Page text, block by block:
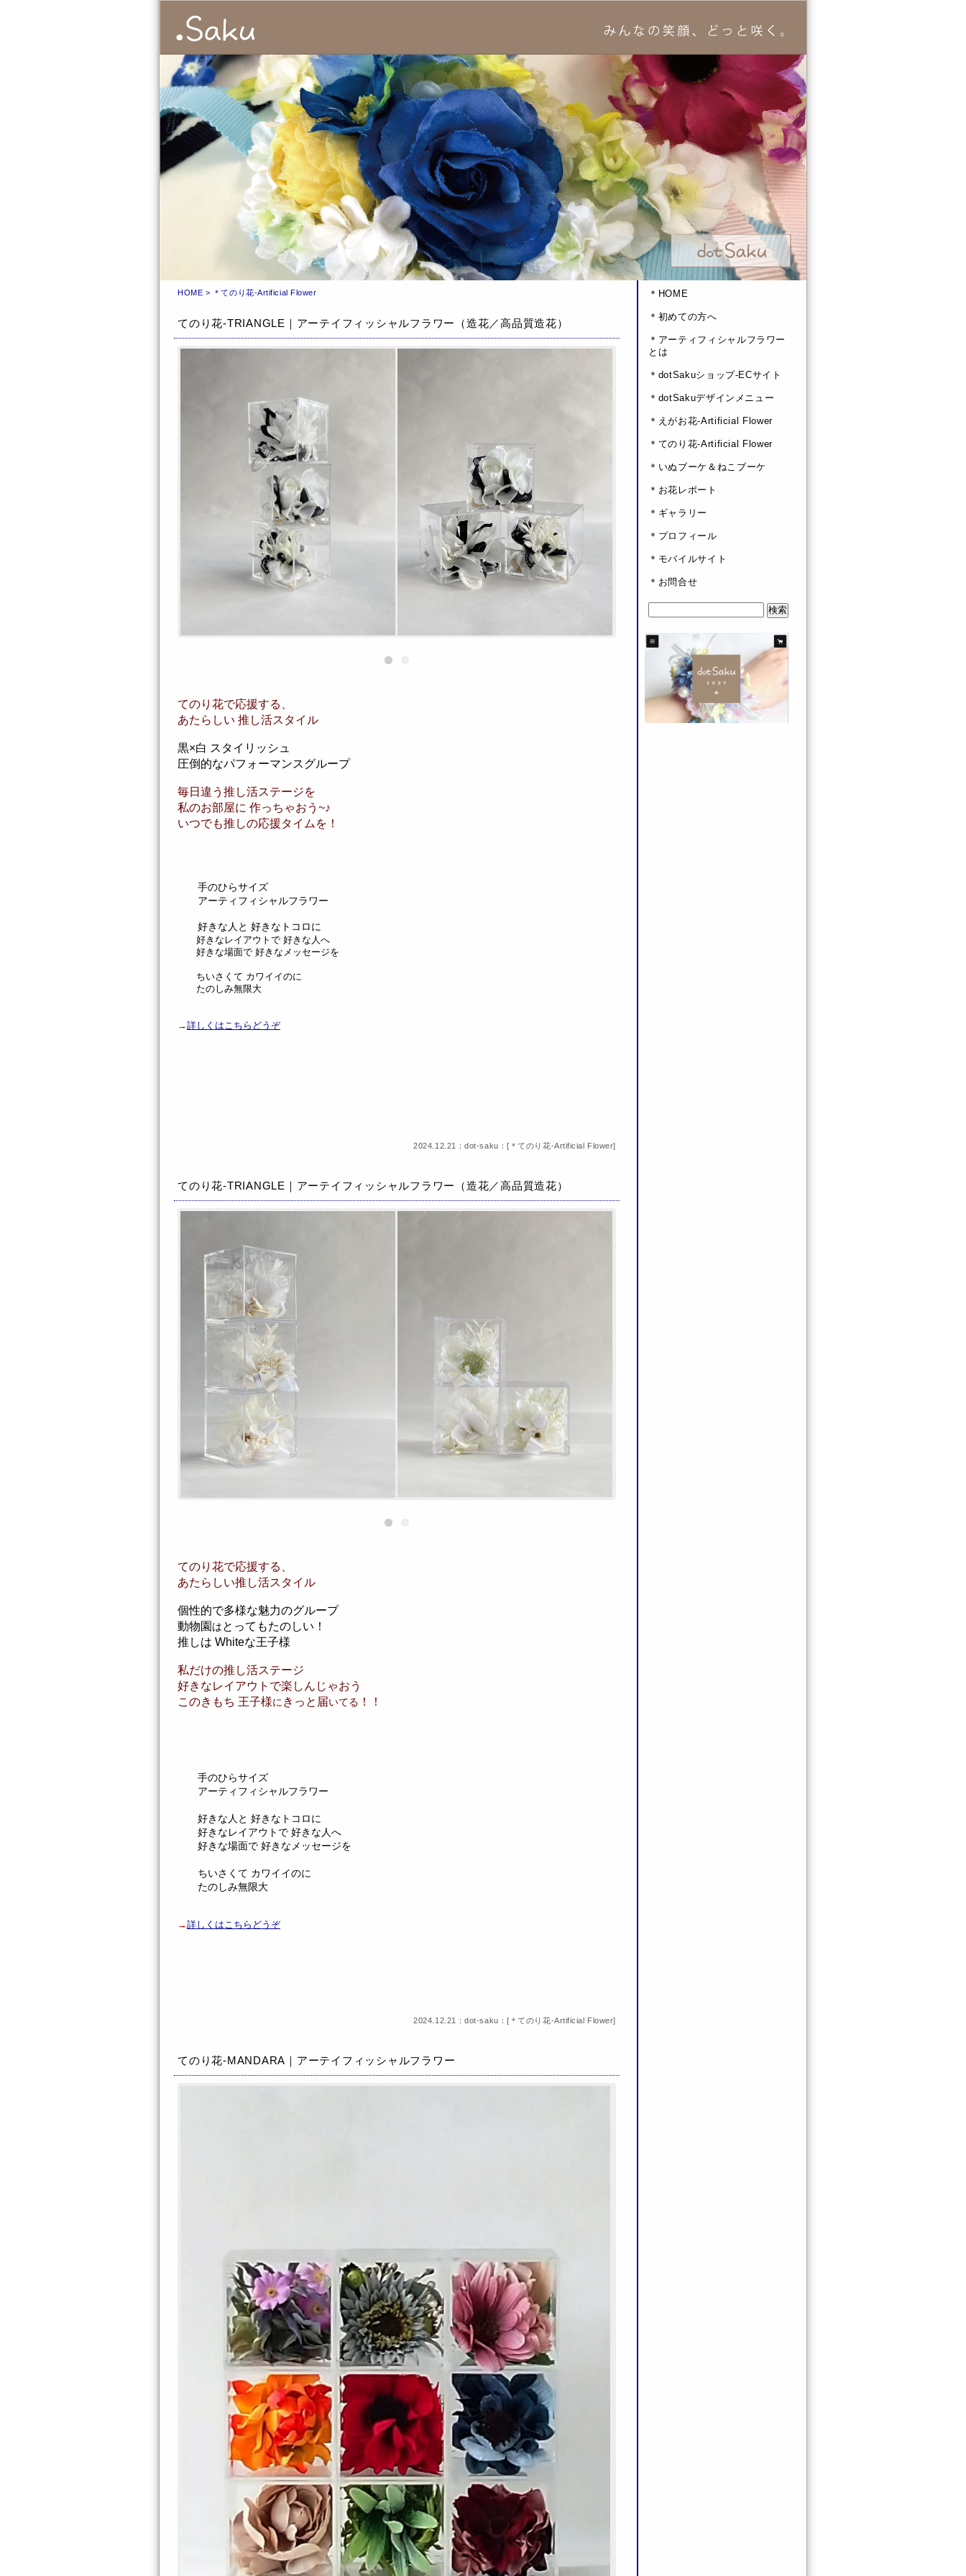
HOME > ＊てのり花-Artificial Flower
てのり花-TRIANGLE｜アーテイフィッシャルフラワー（造花／高品質造花）
てのり花で応援する、
あたらしい 推し活スタイル
黒×白 スタイリッシュ
圧倒的なパフォーマンスグループ
毎日違う推し活ステージを
私のお部屋に 作っちゃおう~♪
いつでも推しの応援タイムを！
手のひらサイズ
アーティフィシャルフラワー
好きな人と 好きなトコロに
好きなレイアウトで 好きな人へ
好きな場面で 好きなメッセージを
ちいさくて カワイイのに
たのしみ無限大
→詳しくはこちらどうぞ
2024.12.21：dot-saku：[ ＊てのり花-Artificial Flower]
てのり花-TRIANGLE｜アーテイフィッシャルフラワー（造花／高品質造花）
てのり花で応援する、
あたらしい推し活スタイル
個性的で多様な魅力のグループ
動物園 はとってもたのしい！
推しは Whiteな王子様
私だけの推し活ステージ
好きなレイアウトで楽しんじゃおう
このきもち 王子様に きっと届いてる ！！
手のひらサイズ
アーティフィシャルフラワー
好きな人と 好きなトコロに
好きなレイアウトで 好きな人へ
好きな場面で 好きなメッセージを
ちいさくて カワイイのに
たのしみ無限大
→詳しくはこちらどうぞ
2024.12.21：dot-saku：[ ＊てのり花-Artificial Flower]
てのり花-MANDARA｜アーテイフィッシャルフラワー
＊HOME
＊初めての方へ
＊アーティフィシャルフラワー
とは
＊dotSakuショップ-ECサイト
＊dotSakuデザインメニュー
＊えがお花-Artificial Flower
＊てのり花-Artificial Flower
＊いぬブーケ＆ねこブーケ
＊お花レポート
＊ギャラリー
＊プロフィール
＊モバイルサイト
＊お問合せ